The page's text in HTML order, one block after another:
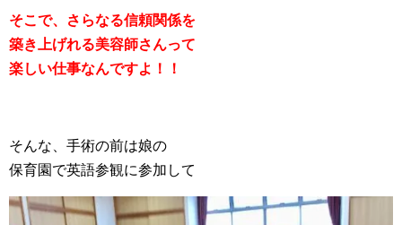
そこで、さらなる信頼関係を
築き上げれる美容師さんって
楽しい仕事なんですよ！！
そんな、手術の前は娘の
保育園で英語参観に参加して